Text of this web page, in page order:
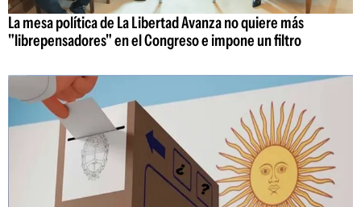
La mesa política de La Libertad Avanza no quiere más
"librepensadores" en el Congreso e impone un filtro